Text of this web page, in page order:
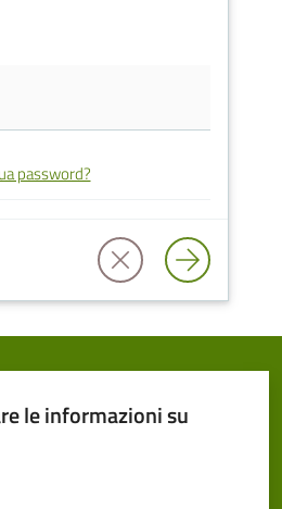
password?
le informazioni su